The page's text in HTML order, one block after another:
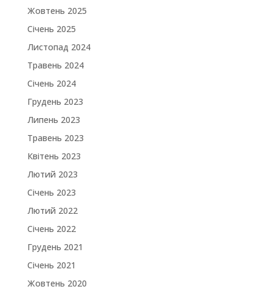
Жовтень 2025
Січень 2025
Листопад 2024
Травень 2024
Січень 2024
Грудень 2023
Липень 2023
Травень 2023
Квітень 2023
Лютий 2023
Січень 2023
Лютий 2022
Січень 2022
Грудень 2021
Січень 2021
Жовтень 2020